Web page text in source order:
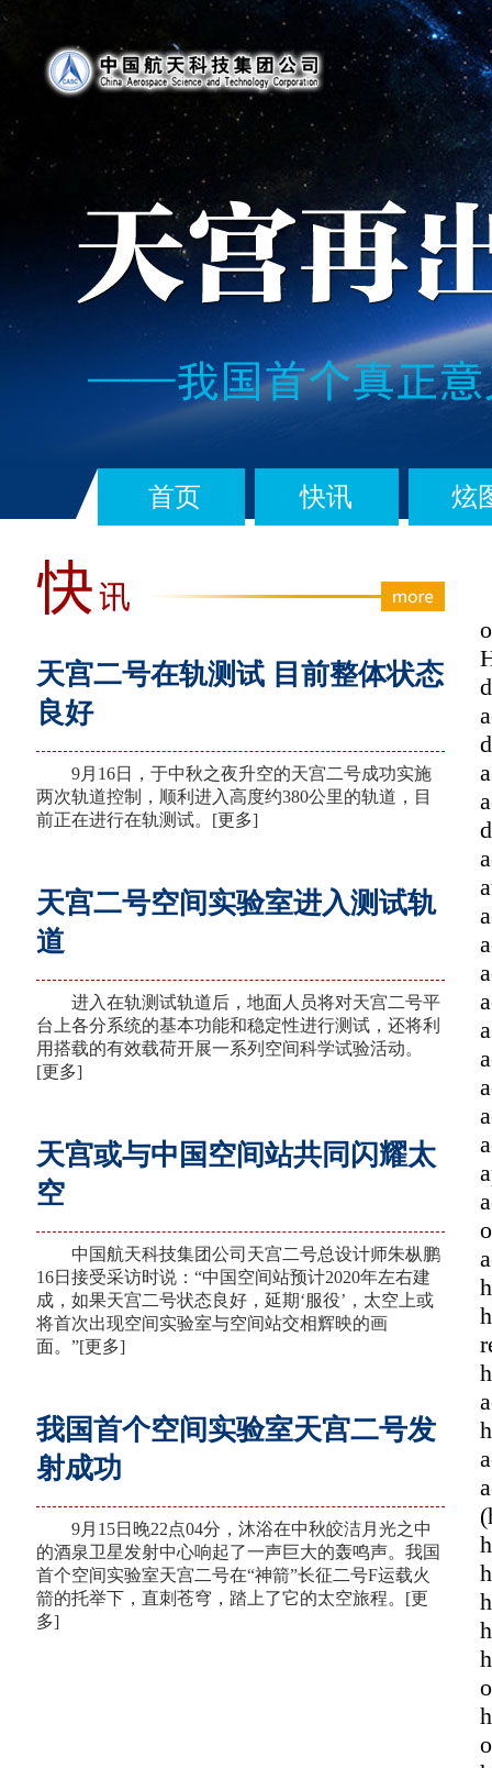
首页 快讯 炫
天宫二号在轨测试 目前整体状态
良好
9月16日，于中秋之夜升空的天宫二号成功实施
两次轨道控制，顺利进入高度约380公里的轨道，目
前正在进行在轨测试。 [更多]
天宫二号空间实验室进入测试轨
道
进入在轨测试轨道后，地面人员将对天宫二号平
台上各分系统的基本功能和稳定性进行测试，还将利
用搭载的有效载荷开展一系列空间科学试验活动。
[更多]
天宫或与中国空间站共同闪耀太
空
中国航天科技集团公司天宫二号总设计师朱枞鹏
16日接受采访时说：“中国空间站预计2020年左右建
成，如果天宫二号状态良好，延期‘服役’，太空上或
将首次出现空间实验室与空间站交相辉映的画
面。”[更多]
我国首个空间实验室天宫二号发
射成功
9月15日晚22点04分，沐浴在中秋皎洁月光之中
的酒泉卫星发射中心响起了一声巨大的轰鸣声。我国
首个空间实验室天宫二号在“神箭”长征二号F运载火
箭的托举下，直刺苍穹，踏上了它的太空旅程。 [更
多]
org.springframework.dao.ConcurrencyFailureException: Hibernate operation: could not execute query; SQL [select distinct acontent0_.id as